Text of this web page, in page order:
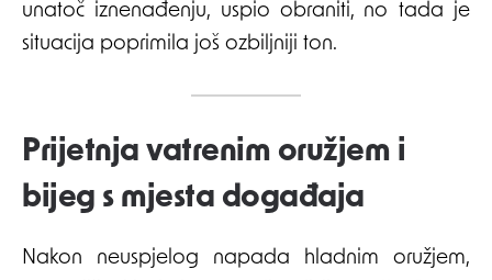
unatoč iznenađenju, uspio obraniti, no tada je
situacija poprimila još ozbiljniji ton.
Prijetnja vatrenim oružjem i
bijeg s mjesta događaja
Nakon neuspjelog napada hladnim oružjem,